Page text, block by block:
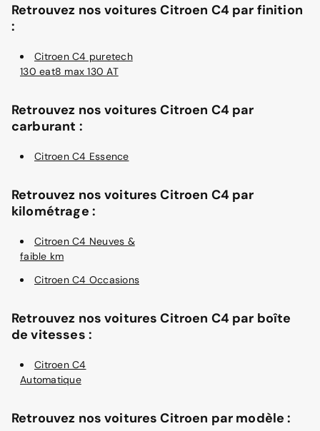
Retrouvez nos voitures Citroen C4 par finition
:
Citroen C4 puretech
130 eat8 max 130 AT
Retrouvez nos voitures Citroen C4 par
carburant :
Citroen C4 Essence
Retrouvez nos voitures Citroen C4 par
kilométrage :
Citroen C4 Neuves &
faible km
Citroen C4 Occasions
Retrouvez nos voitures Citroen C4 par boîte
de vitesses :
Citroen C4
Automatique
Retrouvez nos voitures Citroen par modèle :